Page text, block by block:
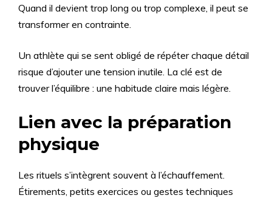
Quand il devient trop long ou trop complexe, il peut se
transformer en contrainte.
Un athlète qui se sent obligé de répéter chaque détail
risque d’ajouter une tension inutile. La clé est de
trouver l’équilibre : une habitude claire mais légère.
Lien avec la préparation
physique
Les rituels s’intègrent souvent à l’échauffement.
Étirements, petits exercices ou gestes techniques